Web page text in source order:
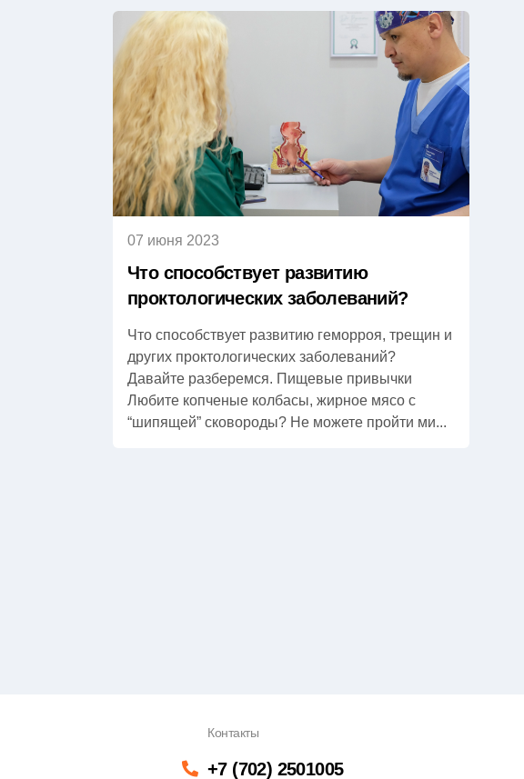
07 июня 2023
Что способствует развитию
проктологических заболеваний?
Что способствует развитию геморроя, трещин и
других проктологических заболеваний?
Давайте разберемся. Пищевые привычки
Любите копченые колбасы, жирное мясо с
“шипящей” сковороды? Не можете пройти ми...
Контакты
+7 (702) 2501005